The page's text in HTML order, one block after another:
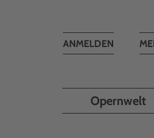
Toggle
ANMELDEN
Opernwelt